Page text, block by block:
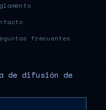
frecuentes
difusión de